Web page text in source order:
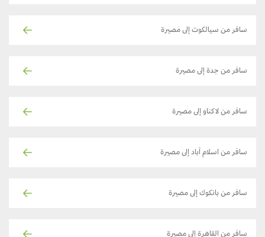
سافر من سيالكوت إلى مصيرة
سافر من جدة إلى مصيرة
سافر من لاكناو إلى مصيرة
سافر من اسلام آباد إلى مصيرة
سافر من بانكوك إلى مصيرة
سافر من القاهرة إلى مصيرة